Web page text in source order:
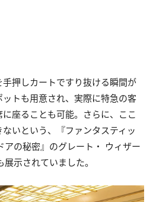
押しカートですり抜ける瞬間が
トも用意され、実際に特急の客
座ることも可能。さらに、ここ
いという、『ファンタスティッ
アの秘密』のグレート・ ウィザー
示されていました。